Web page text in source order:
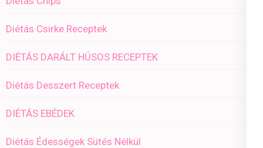
Diétás Csirke Receptek
DIÉTÁS DARÁLT HÚSOS RECEPTEK
Diétás Desszert Receptek
DIÉTÁS EBÉDEK
Diétás Édességek Sütés Nélkül